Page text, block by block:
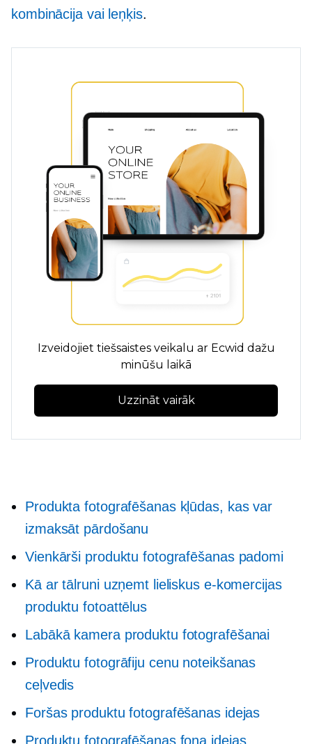
kombinācija vai leņķis.
Izveidojiet tiešsaistes veikalu ar Ecwid dažu
minūšu laikā
Uzzināt vairāk
Produkta fotografēšanas kļūdas, kas var
izmaksāt pārdošanu
Vienkārši produktu fotografēšanas padomi
Kā ar tālruni uzņemt lieliskus e-komercijas
produktu fotoattēlus
Labākā kamera produktu fotografēšanai
Produktu fotogrāfiju cenu noteikšanas
ceļvedis
Foršas produktu fotografēšanas idejas
Produktu fotografēšanas fona idejas